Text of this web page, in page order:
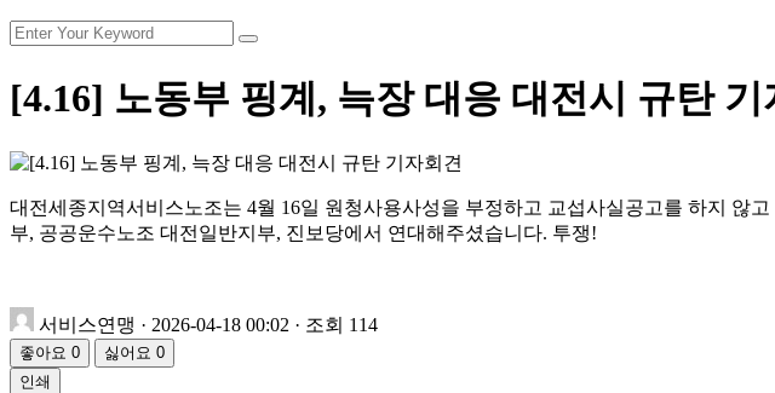
[4.16] 노동부 핑계, 늑장 대응 대전시 규탄 기
대전세종지역서비스노조는 4월 16일 원청사용사성을 부정하고 교섭사실공고를 하지 않
부, 공공운수노조 대전일반지부, 진보당에서 연대해주셨습니다. 투쟁!
서비스연맹 · 2026-04-18 00:02 · 조회 114
좋아요 0 싫어요 0
인쇄